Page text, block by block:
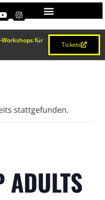
für
Tickets
stattgefunden.
ADULTS